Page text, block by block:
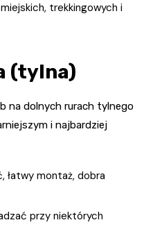
trekkingowych i
(tylna)
na dolnych rurach tylnego
i najbardziej
łatwy montaż, dobra
przy niektórych